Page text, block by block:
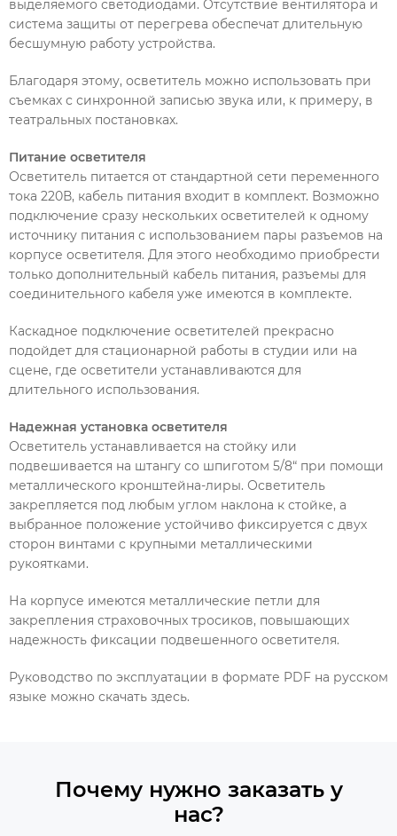
выделяемого светодиодами. Отсутствие вентилятора и
система защиты от перегрева обеспечат длительную
бесшумную работу устройства.
Благодаря этому, осветитель можно использовать при
съемках с синхронной записью звука или, к примеру, в
театральных постановках.
Питание осветителя
Осветитель питается от стандартной сети переменного
тока 220В, кабель питания входит в комплект. Возможно
подключение сразу нескольких осветителей к одному
источнику питания с использованием пары разъемов на
корпусе осветителя. Для этого необходимо приобрести
только дополнительный кабель питания, разъемы для
соединительного кабеля уже имеются в комплекте.
Каскадное подключение осветителей прекрасно
подойдет для стационарной работы в студии или на
сцене, где осветители устанавливаются для
длительного использования.
Надежная установка осветителя
Осветитель устанавливается на стойку или
подвешивается на штангу со шпиготом 5/8“ при помощи
металлического кронштейна-лиры. Осветитель
закрепляется под любым углом наклона к стойке, а
выбранное положение устойчиво фиксируется с двух
сторон винтами с крупными металлическими
рукоятками.
На корпусе имеются металлические петли для
закрепления страховочных тросиков, повышающих
надежность фиксации подвешенного осветителя.
Руководство по эксплуатации в формате PDF на русском
языке можно скачать здесь.
Почему нужно заказать у
нас?